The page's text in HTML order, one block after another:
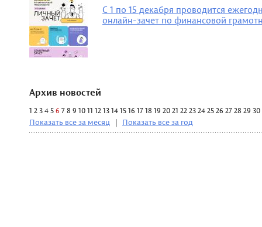
С 1 по 15 декабря проводится
онлайн-зачет по финансовой
Архив новостей
1 2 3 4 5 6 7 8 9 10 11 12 13 14 15 16 17 18 19 20 21 22 23 24 25 26 27 28 29 30
Показать все за месяц Показать все за год